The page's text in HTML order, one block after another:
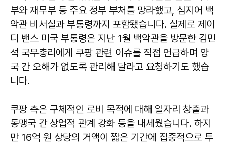
부와 재무부 등 주요 정부 부처를 망라했고, 심지어 백
악관 비서실과 부통령까지 포함됐습니다. 실제로 제이
디 밴스 미국 부통령은 지난 1월 백악관을 방문한 김민
석 국무총리에게 쿠팡 관련 이슈를 직접 언급하며 양
국 간 오해가 없도록 관리해 달라고 요청하기도 했습
니다.
쿠팡 측은 구체적인 로비 목적에 대해 일자리 창출과
동맹국 간 상업적 관계 강화 등을 내세웠습니다. 하지
만 16억 원 상당의 거액이 짧은 기간에 집중적으로 투